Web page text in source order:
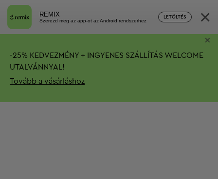
REMIX
Szerezd meg az app-ot az Android rendszerhez
LETÖLTÉS ×
-25% KEDVEZMÉNY + INGYENES SZÁLLÍTÁS WELCOME
UTALVÁNNYAL!
Tovább a vásárláshoz
×